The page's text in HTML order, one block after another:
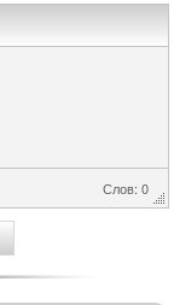
Слов: 0